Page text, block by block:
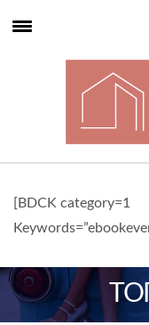
[BDCK category=1